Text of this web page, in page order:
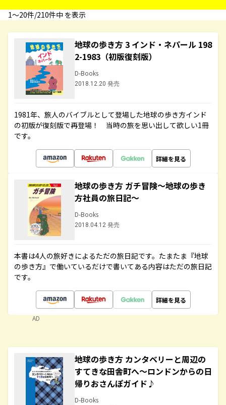
1〜20件/210件中 を表示
地球の歩き方 3 インド・ネパール 198
2-1983（初版復刻版）
D-Books
2018.12.20 発売
1981年、旅人のバイブルとして登場した地球の歩き方インド
の初版が復刻版で再登場！ 当時の旅を思い出して欲しい1冊
です。
詳細を見る
地球の歩き方 ガチ冒険～地球の歩き
方社員の旅日記～
D-Books
2018.04.12 発売
本書は4人の旅好きによるただの旅日記です。たまたま『地球
の歩き方』で働いているだけで書いてある内容はただの旅日記
です。
詳細を見る
AD
地球の歩き方 カンタベリーと周辺の
すてきな田舎町へ～ロンドンからの日
帰りおさんぽガイド♪
D-Books